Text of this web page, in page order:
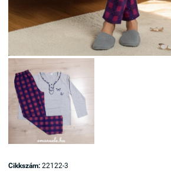
Cikkszám: 22122-3